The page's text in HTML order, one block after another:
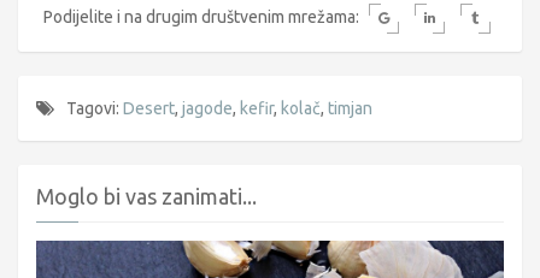
Podijelite i na drugim društvenim mrežama:
Tagovi: Desert, jagode, kefir, kolač, timjan
Moglo bi vas zanimati...